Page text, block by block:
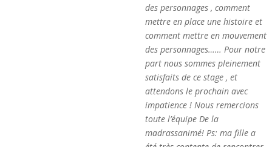
des personnages , comment
mettre en place une histoire et
comment mettre en mouvement
des personnages…… Pour notre
part nous sommes pleinement
satisfaits de ce stage , et
attendons le prochain avec
impatience ! Nous remercions
toute l’équipe De la
madrassanimé! Ps: ma fille a